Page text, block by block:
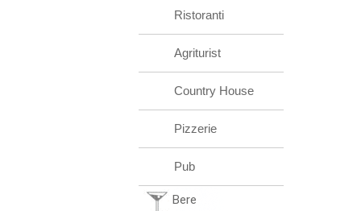
Ristoranti
Agriturist
Country House
Pizzerie
Pub
Bere